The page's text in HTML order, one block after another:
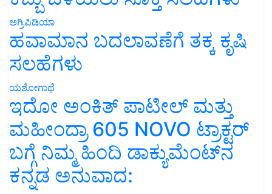
ಅಗ್ರಿಪಿಡಿಯಾ
ಹವಾಮಾನ ಬದಲಾವಣೆಗೆ ತಕ್ಕ ಕೃಷಿ
ಸಲಹೆಗಳು
ಯಶೋಗಾಥೆ
ಇದೋ ಅಂಕಿತ್ ಪಾಟೀಲ್ ಮತ್ತು
ಮಹೀಂದ್ರಾ 605 NOVO ಟ್ರಾಕ್ಟರ್
ಬಗ್ಗೆ ನಿಮ್ಮ ಹಿಂದಿ ಡಾಕ್ಯುಮೆಂಟ್‌ನ
ಕನ್ನಡ ಅನುವಾದ: